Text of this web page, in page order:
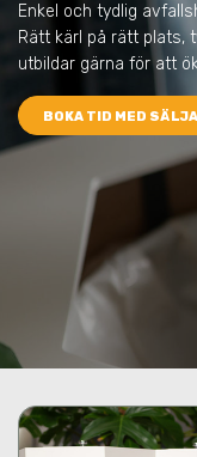
Enkel och tydlig
Rätt kärl på rätt plats,
utbildar gärna för att
BOKA TID MED